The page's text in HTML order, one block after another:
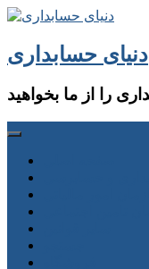
دنیای حسابداری